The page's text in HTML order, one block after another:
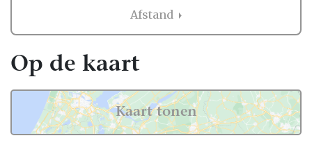
Afstand
Op de kaart
Kaart tonen